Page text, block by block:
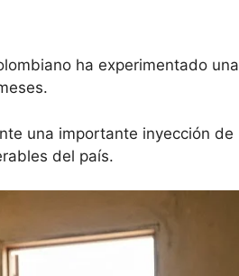
ha experimentado una
una importante inyección de
del país.